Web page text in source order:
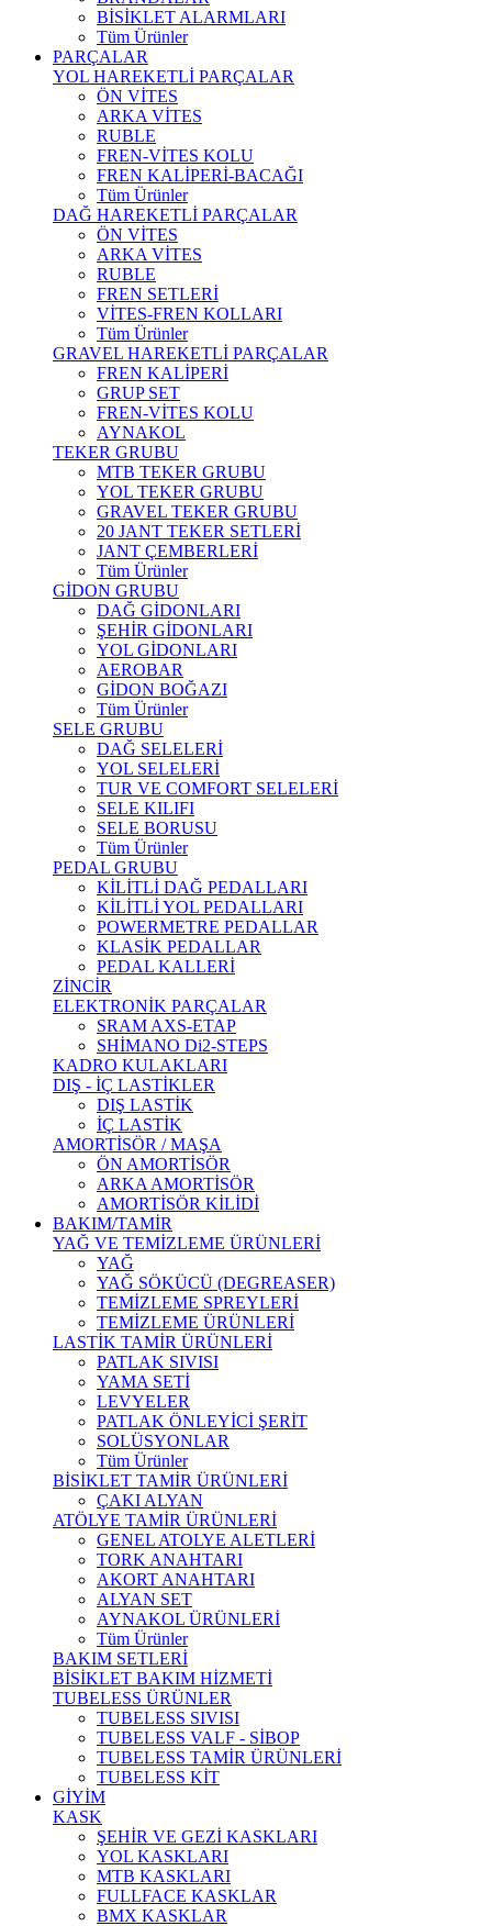
BİSİKLET ALARMLARI
Tüm Ürünler
PARÇALAR
YOL HAREKETLİ PARÇALAR
ÖN VİTES
ARKA VİTES
RUBLE
FREN-VİTES KOLU
FREN KALİPERİ-BACAĞI
Tüm Ürünler
DAĞ HAREKETLİ PARÇALAR
ÖN VİTES
ARKA VİTES
RUBLE
FREN SETLERİ
VİTES-FREN KOLLARI
Tüm Ürünler
GRAVEL HAREKETLİ PARÇALAR
FREN KALİPERİ
GRUP SET
FREN-VİTES KOLU
AYNAKOL
TEKER GRUBU
MTB TEKER GRUBU
YOL TEKER GRUBU
GRAVEL TEKER GRUBU
20 JANT TEKER SETLERİ
JANT ÇEMBERLERİ
Tüm Ürünler
GİDON GRUBU
DAĞ GİDONLARI
ŞEHİR GİDONLARI
YOL GİDONLARI
AEROBAR
GİDON BOĞAZI
Tüm Ürünler
SELE GRUBU
DAĞ SELELERİ
YOL SELELERİ
TUR VE COMFORT SELELERİ
SELE KILIFI
SELE BORUSU
Tüm Ürünler
PEDAL GRUBU
KİLİTLİ DAĞ PEDALLARI
KİLİTLİ YOL PEDALLARI
POWERMETRE PEDALLAR
KLASİK PEDALLAR
PEDAL KALLERİ
ZİNCİR
ELEKTRONİK PARÇALAR
SRAM AXS-ETAP
SHİMANO Di2-STEPS
KADRO KULAKLARI
DIŞ - İÇ LASTİKLER
DIŞ LASTİK
İÇ LASTİK
AMORTİSÖR / MAŞA
ÖN AMORTİSÖR
ARKA AMORTİSÖR
AMORTİSÖR KİLİDİ
BAKIM/TAMİR
YAĞ VE TEMİZLEME ÜRÜNLERİ
YAĞ
YAĞ SÖKÜCÜ (DEGREASER)
TEMİZLEME SPREYLERİ
TEMİZLEME ÜRÜNLERİ
LASTİK TAMİR ÜRÜNLERİ
PATLAK SIVISI
YAMA SETİ
LEVYELER
PATLAK ÖNLEYİCİ ŞERİT
SOLÜSYONLAR
Tüm Ürünler
BİSİKLET TAMİR ÜRÜNLERİ
ÇAKI ALYAN
ATÖLYE TAMİR ÜRÜNLERİ
GENEL ATOLYE ALETLERİ
TORK ANAHTARI
AKORT ANAHTARI
ALYAN SET
AYNAKOL ÜRÜNLERİ
Tüm Ürünler
BAKIM SETLERİ
BİSİKLET BAKIM HİZMETİ
TUBELESS ÜRÜNLER
TUBELESS SIVISI
TUBELESS VALF - SİBOP
TUBELESS TAMİR ÜRÜNLERİ
TUBELESS KİT
GİYİM
KASK
ŞEHİR VE GEZİ KASKLARI
YOL KASKLARI
MTB KASKLARI
FULLFACE KASKLAR
BMX KASKLAR